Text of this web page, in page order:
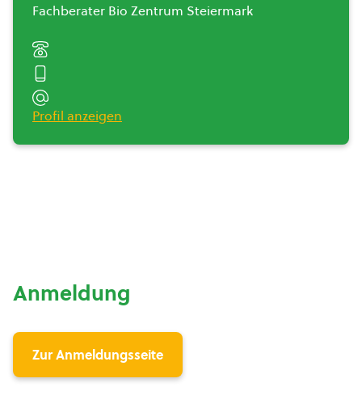
Fachberater Bio Zentrum Steiermark
Profil anzeigen
Anmeldung
Zur Anmeldungsseite